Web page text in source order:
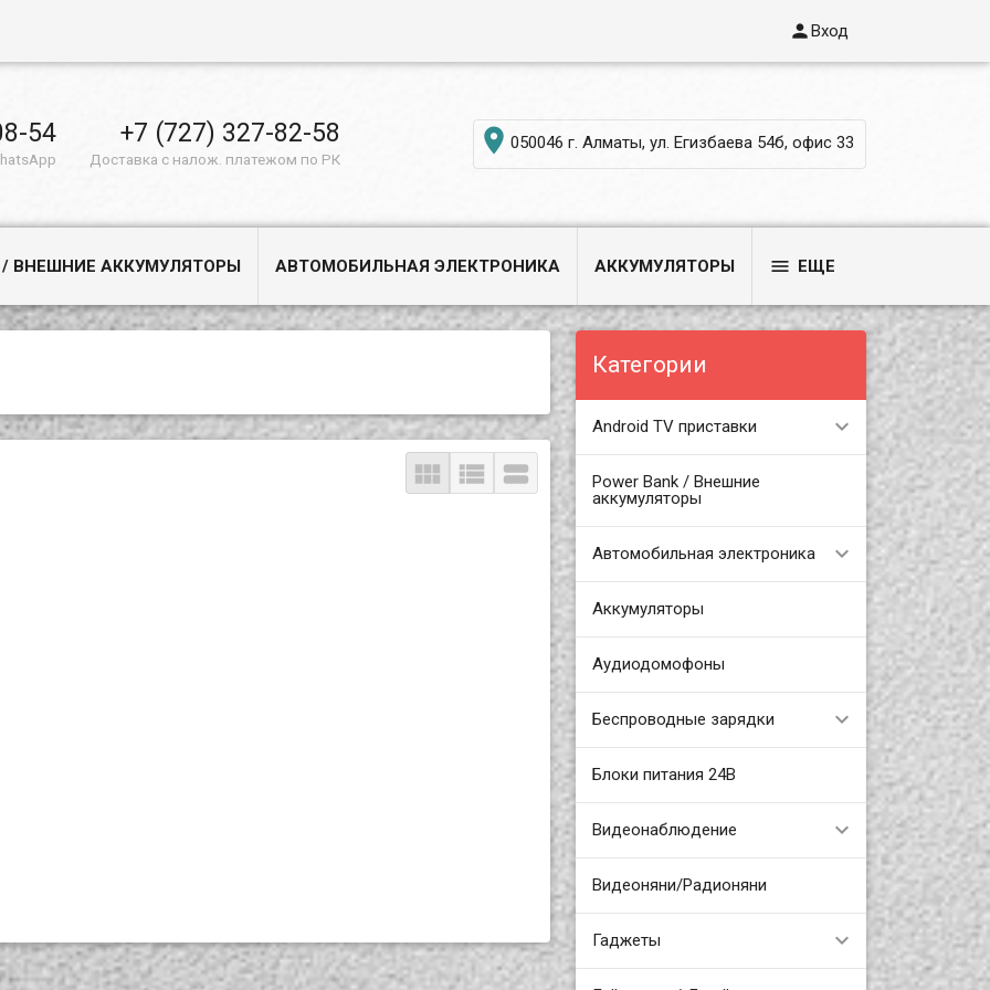
Вход
54 +7 (727) 327-82-58
Доставка с налож. платежом по РК
 050046 г. Алматы, ул. Егизбаева 54б, офис 33
/ ВНЕШНИЕ АККУМУЛЯТОРЫ АВТОМОБИЛЬНАЯ ЭЛЕКТРОНИКА АККУМУЛЯТОРЫ  ЕЩЕ
Категории
Android TV приставки
Power Bank / Внешние
аккумуляторы
Автомобильная электроника
Аккумуляторы
Аудиодомофоны
Беспроводные зарядки
Блоки питания 24В
Видеонаблюдение
Видеоняни/Радионяни
Гаджеты
  